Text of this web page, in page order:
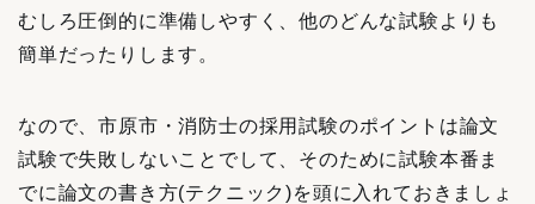
むしろ圧倒的に準備しやすく、他のどんな試験よりも
簡単だったりします。
なので、市原市・消防士の採用試験のポイントは論文
試験で失敗しないことでして、そのために試験本番ま
でに論文の書き方(テクニック)を頭に入れておきましょ